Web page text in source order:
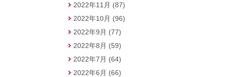
2022年11月 (87)
2022年10月 (96)
2022年9月 (77)
2022年8月 (59)
2022年7月 (64)
2022年6月 (66)